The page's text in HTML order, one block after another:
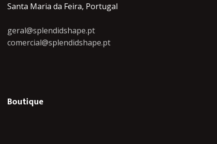
Santa Maria da Feira, Portugal
geral@splendidshape.pt
comercial@splendidshape.pt
Boutique